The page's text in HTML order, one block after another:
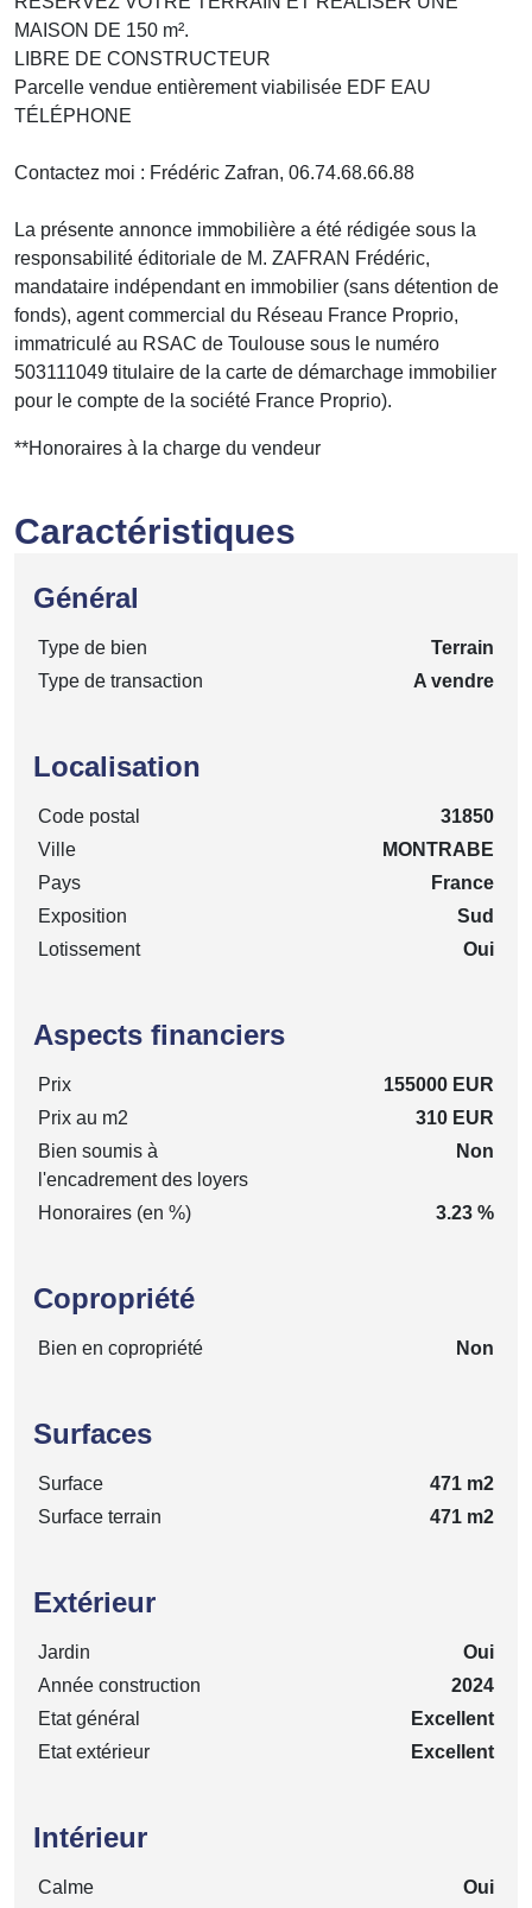
MAISON DE 150 m².
LIBRE DE CONSTRUCTEUR
Parcelle vendue entièrement viabilisée EDF EAU
TÉLÉPHONE
Contactez moi : Frédéric Zafran, 06.74.68.66.88
La présente annonce immobilière a été rédigée sous la
responsabilité éditoriale de M. ZAFRAN Frédéric,
mandataire indépendant en immobilier (sans détention de
fonds), agent commercial du Réseau France Proprio,
immatriculé au RSAC de Toulouse sous le numéro
503111049 titulaire de la carte de démarchage immobilier
pour le compte de la société France Proprio).
**Honoraires à la charge du vendeur
Caractéristiques
Général
Type de bien
Terrain
Type de transaction
A vendre
Localisation
Code postal
31850
Ville
MONTRABE
Pays
France
Exposition
Sud
Lotissement
Oui
Aspects financiers
Prix
155000 EUR
Prix au m2
310 EUR
Bien soumis à
l'encadrement des loyers
Non
Honoraires (en %) 3.23 %
Copropriété
Bien en copropriété Non
Surfaces
Surface
471 m2
Surface terrain
471 m2
Extérieur
Jardin
Oui
Année construction
2024
Etat général
Excellent
Etat extérieur
Excellent
Intérieur
Calme Oui